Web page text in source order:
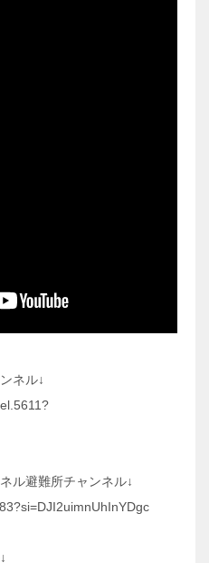
ネル↓
ル避難所チャンネル↓